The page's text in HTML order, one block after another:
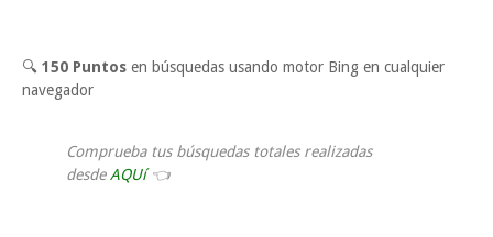
🔍 150 Puntos en búsquedas usando motor Bing en cualquier
navegador
Comprueba tus búsquedas totales realizadas
desdeAQUí👈